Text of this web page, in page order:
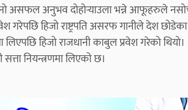
असफल अनुभव दोहोर्‍याउला भन्ने आफूहरुले
गरेपछि हिजो राष्ट्रपति असरफ गानीले देश
हिजो राजधानी काबुल प्रवेश गरेको थियो।
नियन्त्रणमा लिएको छ।